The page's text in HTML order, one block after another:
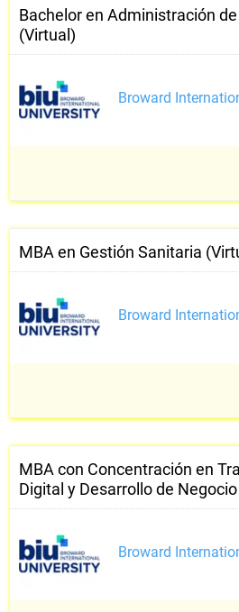
Bachelor en Administración
(Virtual)
Broward
MBA en Gestión Sanitaria
Broward
MBA con Concentración en
Digital y Desarrollo de
Broward